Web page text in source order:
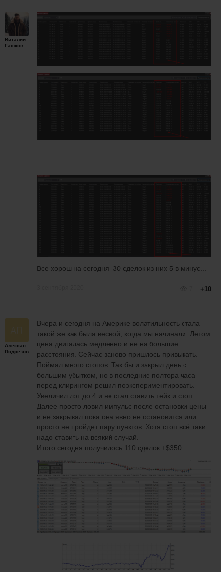
Виталий
Гашков
Все хорош на сегодня, 30 сделок из них 5 в минус...
+10
Александр
Подрезов
Вчера и сегодня на Америке волатильность стала
такой же как была весной, когда мы начинали. Летом
цена двигалась медленно и не на большие
расстояния. Сейчас заново пришлось привыкать.
Поймал много стопов. Так бы и закрыл день с
большим убытком, но в последние полтора часа
перед клирингом решил поэкспериментировать.
Увеличил лот до 4 и не стал ставить тейк и стоп.
Далее просто ловил импульс после остановки цены
и не закрывал пока она явно не остановится или
просто не пройдет пару пунктов. Хотя стоп всё таки
надо ставить на всякий случай.
Итого сегодня получилось 110 сделок +$350